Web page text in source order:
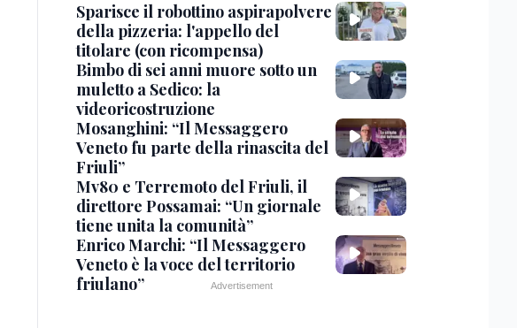
Sparisce il robottino aspirapolvere
della pizzeria: l'appello del
titolare (con ricompensa)
Bimbo di sei anni muore sotto un
muletto a Sedico: la
videoricostruzione
Mosanghini: “Il Messaggero
Veneto fu parte della rinascita del
Friuli”
Mv80 e Terremoto del Friuli, il
direttore Possamai: “Un giornale
tiene unita la comunità”
Enrico Marchi: “Il Messaggero
Veneto è la voce del territorio
friulano”